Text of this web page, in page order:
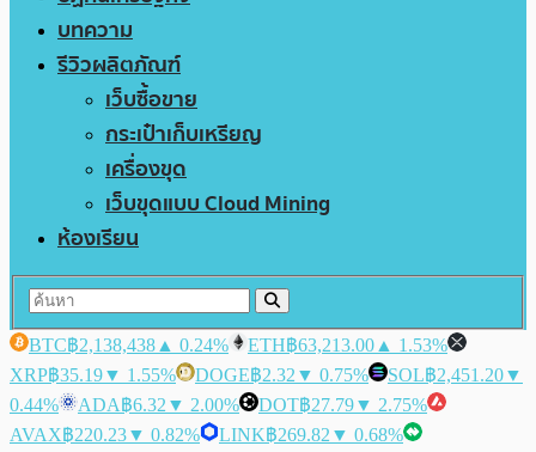
บทความ
รีวิวผลิตภัณฑ์
เว็บซื้อขาย
กระเป๋าเก็บเหรียญ
เครื่องขุด
เว็บขุดแบบ Cloud Mining
ห้องเรียน
BTC฿2,138,438 ▲ 0.24% ETH฿63,213.00 ▲ 1.53%
XRP฿35.19▼ 1.55% DOGE฿2.32 ▼ 0.75% SOL฿2,451.20▼
0.44%
ADA฿6.32 ▼ 2.00% DOT฿27.79▼ 2.75%
AVAX฿220.23▼ 0.82% LINK฿269.82 ▼ 0.68%